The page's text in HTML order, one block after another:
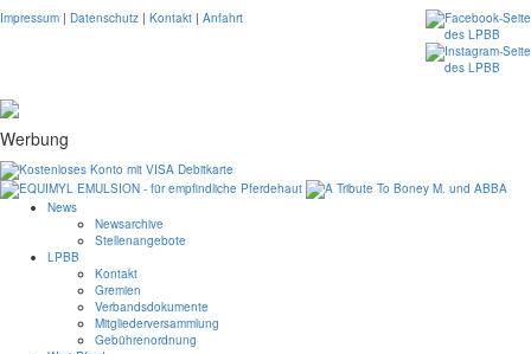
Impressum | Datenschutz | Kontakt | Anfahrt
Werbung
News
Newsarchive
Stellenangebote
LPBB
Kontakt
Gremien
Verbandsdokumente
Mitgliederversammlung
Gebührenordnung